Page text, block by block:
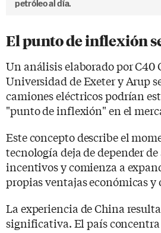
petróleo al día.
El punto de inflexión
Un análisis elaborado por C40
Universidad de Exeter y Arup
camiones eléctricos podrían
"punto de inflexión" en el
Este concepto describe el
tecnología deja de depender
incentivos y comienza a
propias ventajas económicas y
La experiencia de China
significativa. El país concentra